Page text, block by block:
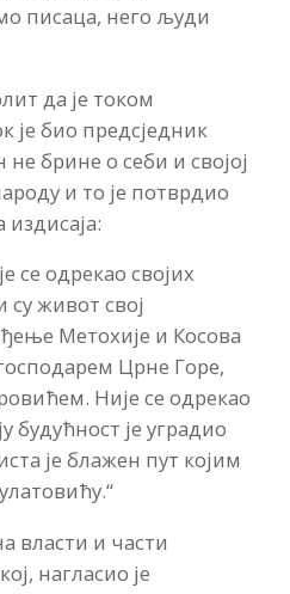
писаца, него људи
да је током
је био предсједник
брине о себи и својој
и то је потврдио
се одрекао својих
су живот свој
Метохије и Косова
Црне Горе,
Није се одрекао
будућност је уградио
је блажен пут којим
власти и части
нагласио је